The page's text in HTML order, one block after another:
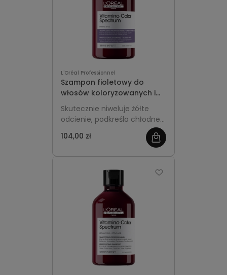
L'Oréal Professionnel
Szampon fioletowy do
włosów koloryzowanych i
rozjaśnianych 300ml -
L'Oréal Professionnel
Vitamino Color Spectrum
Skutecznie niweluje żółte
odcienie, podkreśla chłodne
refleksy i chroni kolor włosów
farbowanych, dodając im
104,00 zł